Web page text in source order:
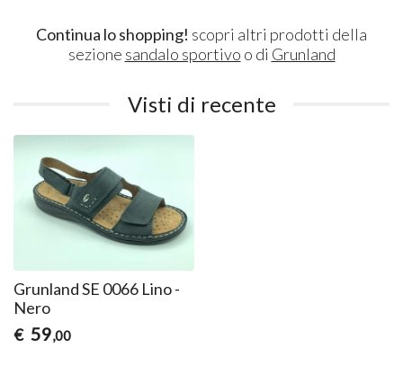
Continua lo shopping! scopri altri prodotti della
sezione sandalo sportivo o di Grunland
Visti di recente
Grunland SE 0066 Lino -
Nero
€ 59,00